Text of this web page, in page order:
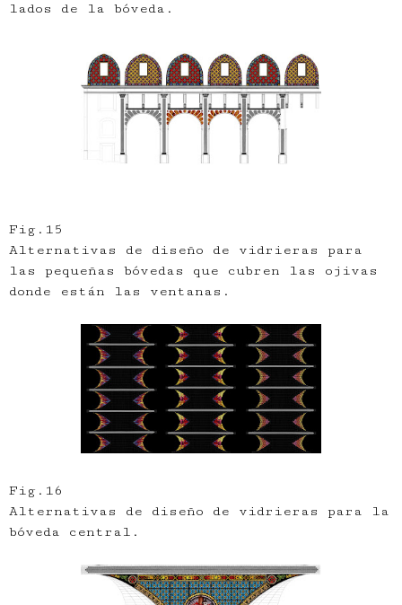
lados de la bóveda.
Fig.15
Alternativas de diseño de vidrieras para
las pequeñas bóvedas que cubren las ojivas
donde están las ventanas.
Fig.16
Alternativas de diseño de vidrieras para la
bóveda central.